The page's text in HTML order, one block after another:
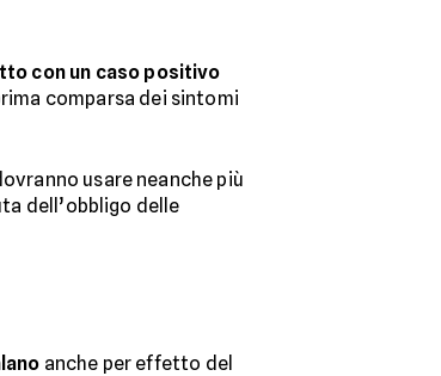
con un caso positivo
comparsa dei sintomi
usare neanche più
dell’obbligo delle
anche per effetto del